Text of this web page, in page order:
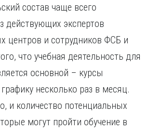
состав чаще всего
действующих экспертов
центров и сотрудников ФСБ и
что учебная деятельность для
основной – курсы
несколько раз в месяц.
и количество потенциальных
могут пройти обучение в